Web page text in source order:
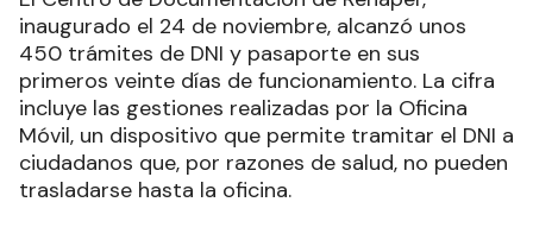
inaugurado el 24 de noviembre, alcanzó unos
450 trámites de DNI y pasaporte en sus
primeros veinte días de funcionamiento. La cifra
incluye las gestiones realizadas por la Oficina
Móvil, un dispositivo que permite tramitar el DNI a
ciudadanos que, por razones de salud, no pueden
trasladarse hasta la oficina.